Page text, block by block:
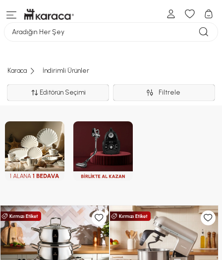
Aradığın Her Şey
Karaca İndirimli Ürünler
Editörün Seçimi Filtrele